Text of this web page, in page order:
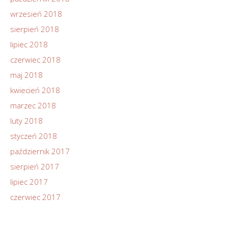
wrzesień 2018
sierpień 2018
lipiec 2018
czerwiec 2018
maj 2018
kwiecień 2018
marzec 2018
luty 2018
styczeń 2018
październik 2017
sierpień 2017
lipiec 2017
czerwiec 2017